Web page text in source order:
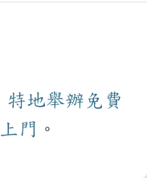
特地舉辦 免費
上門 。